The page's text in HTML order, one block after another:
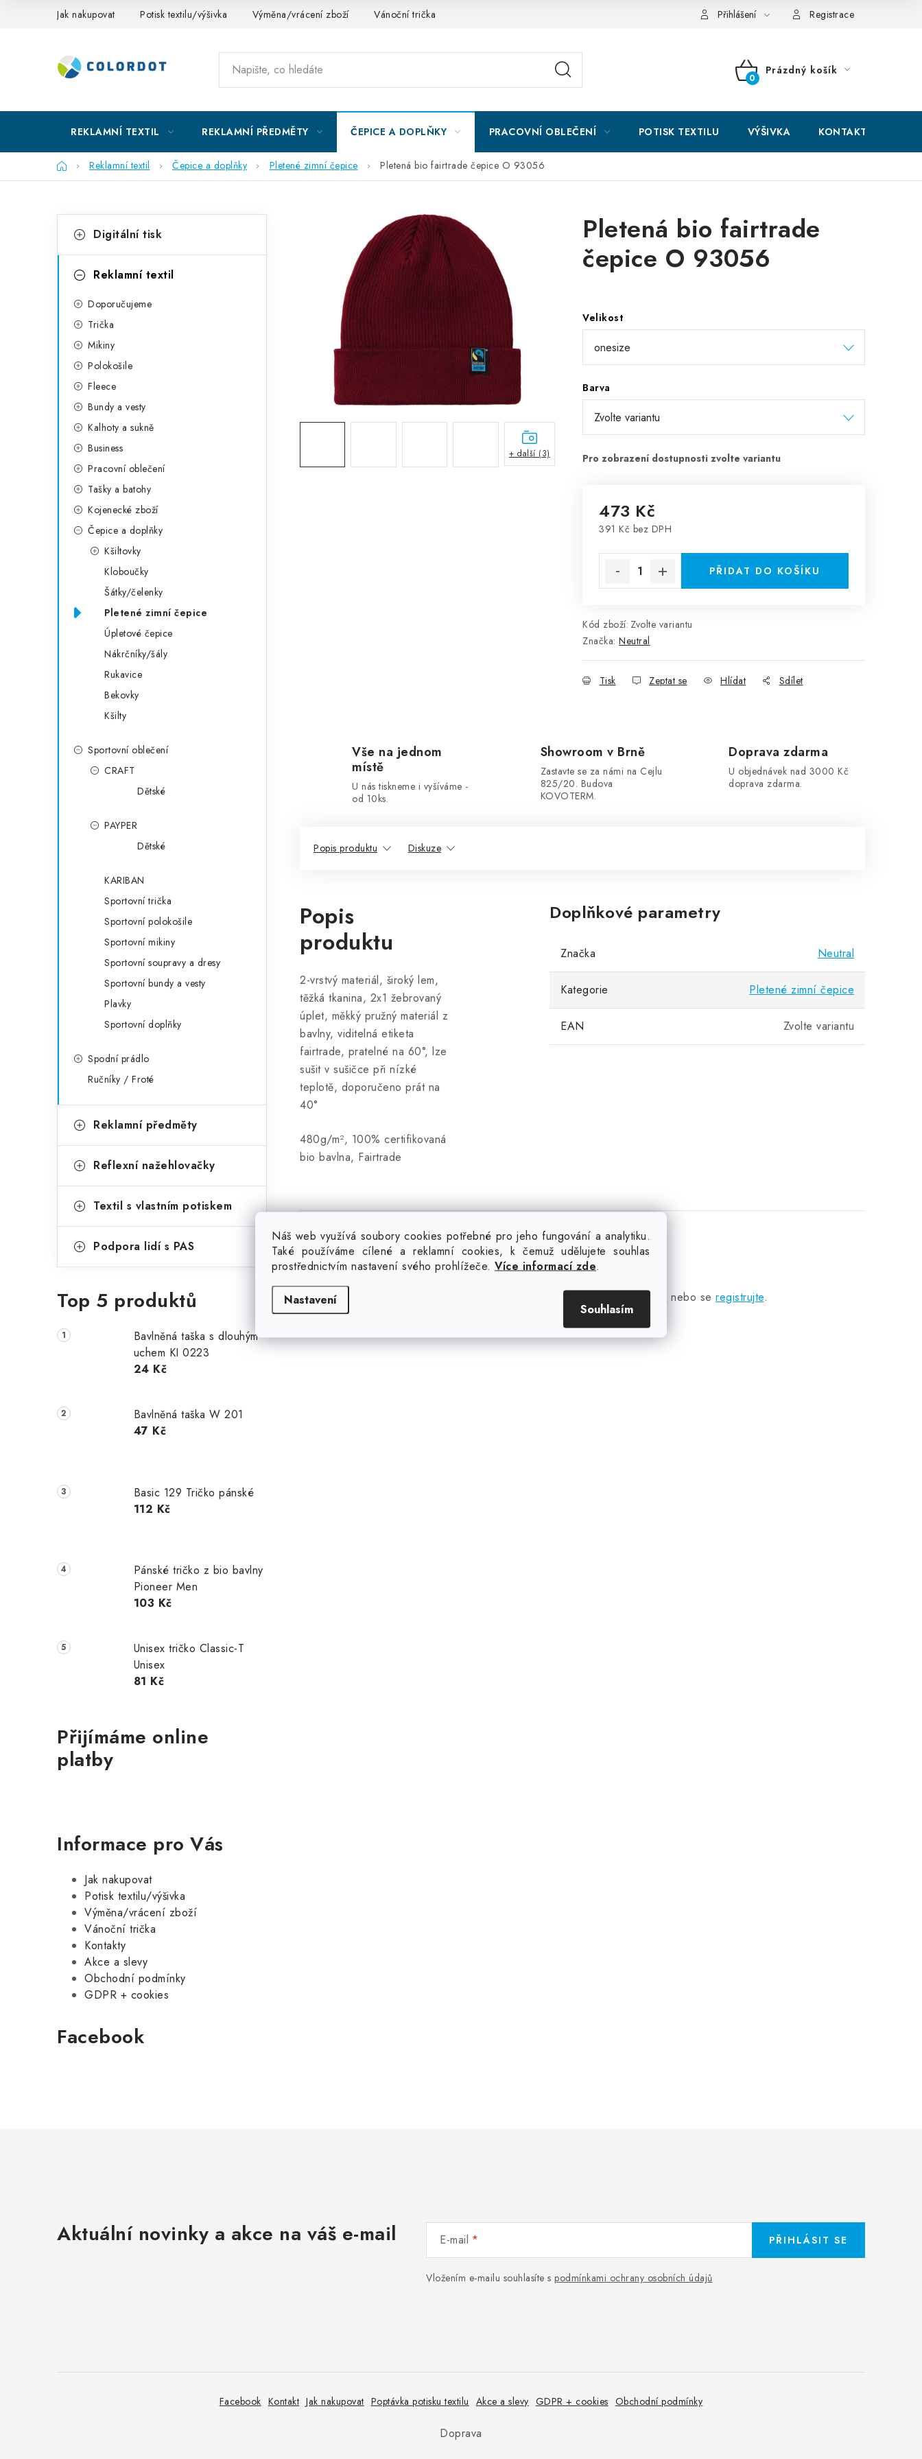
Náš web využívá soubory cookies potřebné pro jeho fungování a analytiku.
Také používáme cílené a reklamní cookies, k čemuž udělujete souhlas
prostřednictvím nastavení svého prohlížeče. Více informací zde.
Nastavení
Souhlasím
Jak nakupovat Potisk textilu/výšivka Výměna/vrácení zboží Vánoční trička GDPR + cookies
Přihlášení Registrace
NÁKUPNÍ
Prázdný košík
REKLAMNÍ TEXTIL REKLAMNÍ PŘEDMĚTY ČEPICE A DOPLŇKY PRACOVNÍ OBLEČENÍ POTISK TEXTILU VÝŠIVKA KONTAKTY
DomůReklamní textil Čepice a doplňky Pletené zimní čepice Pletená bio fairtrade čepice O 93056
okategorie
a
Digitální tisk
Reklamní textil
Doporučujeme
Trička
Mikiny
Polokošile
Fleece
Bundy a vesty
Kalhoty a sukně
Business
Pracovní oblečení
Tašky a batohy
Kojenecké zboží
Čepice a doplňky
Kšiltovky
Kloboučky
Šátky/čelenky
Pletené zimní čepice
Úpletové čepice
Nákrčníky/šály
Rukavice
Bekovky
Kšilty
Sportovní oblečení
CRAFT
Dětské
PAYPER
Dětské
KARIBAN
Sportovní trička
Sportovní polokošile
Sportovní mikiny
Sportovní soupravy a dresy
Sportovní bundy a vesty
Plavky
Sportovní doplňky
Spodní prádlo
Ručníky / Froté
Reklamní předměty
Reflexní nažehlovačky
Textil s vlastním potiskem
Podpora lidí s PAS
Top 5 produktů
Bavlněná taška s dlouhým
uchem KI 0223
24 Kč
Bavlněná taška W 201
47 Kč
Basic 129 Tričko pánské
112 Kč
Pánské tričko z bio bavlny
Pioneer Men
103 Kč
Unisex tričko Classic-T
Unisex
81 Kč
Přijímáme online
platby
Informace pro Vás
Jak nakupovat
Potisk textilu/výšivka
Výměna/vrácení zboží
Vánoční trička
Kontakty
Akce a slevy
Obchodní podmínky
GDPR + cookies
Facebook
Pletená bio fairtrade
čepice O 93056
Velikost
Barva
473 Kč
391 Kč bez DPH
PŘIDAT DO KOŠÍKU
Kód zboží: Zvolte variantu
Značka: Neutral
Tisk Zeptat se Hlídat Sdílet
+ další (3)
Vše na jednom
místě
U nás tiskneme i vyšíváme -
od 10ks.
Showroom v Brně
Zastavte se za námi na Cejlu
825/20. Budova
KOVOTERM.
Doprava zdarma
U objednávek nad 3000 Kč
doprava zdarma.
Popis produktu Diskuze
Popis
produktu
2-vrstvý materiál, široký lem,
těžká tkanina, 2x1 žebrovaný
úplet, měkký pružný materiál z
bavlny, viditelná etiketa
fairtrade, pratelné na 60°, lze
sušit v sušičce při nízké
teplotě, doporučeno prát na
40°
480g/m², 100% certifikovaná
bio bavlna, Fairtrade
Doplňkové parametry
Značka Neutral
Kategorie Pletené zimní čepice
EAN Zvolte variantu
Buďte první, kdo napíše příspěvek k této položce.
Pouze registrovaní uživatelé mohou vkládat příspěvky. Prosím přihlaste se nebo se registrujte.
Aktuální novinky a akce na váš e-mail E-mail
Vložením e-mailu souhlasíte s podmínkami ochrany osobních údajů
PŘIHLÁSIT SE
Facebook Kontakt Jak nakupovat Poptávka potisku textilu Akce a slevy GDPR + cookies Obchodní podmínky
Doprava